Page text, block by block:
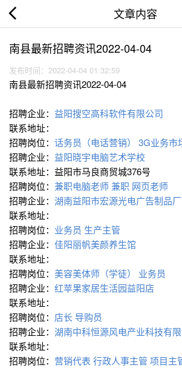
文章内容
南县最新招聘资讯2022-04-04
发布时间：2022-04-04 01:32:59
南县最新招聘资讯2022-04-04
招聘企业： 益阳搜空高科软件有限公司
联系地址：
招聘岗位： 话务员（电话营销）
3G业务市
招聘企业： 益阳晓宇电脑艺术学校
联系地址：益阳市马良商贸城376号
招聘岗位： 兼职电脑老师兼职 网页老师
招聘企业： 湖南益阳市宏源光电广告制品厂
联系地址：
招聘岗位： 业务员 生产主管
招聘企业： 佳阳丽帆美颜养生馆
联系地址：
招聘岗位： 美容美体师（学徒）
业务员
招聘企业： 红苹果家居生活园益阳店
联系地址：
招聘岗位： 店长 导购员
招聘企业： 湖南中科恒源风电产业科技有
联系地址：
招聘岗位： 营销代表 行政人事主管 项目主